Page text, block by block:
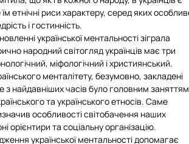
етнічні риси характеру, серед яких
і гостинність.
української ментальності зіграла
народний світогляд українців має три
міфологічний і християнський.
менталітету, безумовно, закладені
найдавніших часів було головним заняттям
та українського етносів. Саме
особливості світобачення наших
орієнтири та соціальну організацію.
української ментальності допомагає